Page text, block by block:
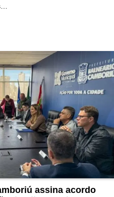
assina acordo